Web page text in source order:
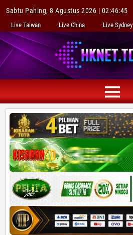
Sabtu Pahing, 8 Agustus 2026 | 02:46:46
Live Taiwan Live China Live Sydney